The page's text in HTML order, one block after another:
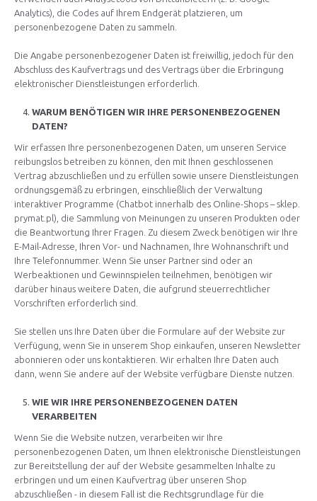
Analytics), die Codes auf Ihrem Endgerät platzieren, um
personenbezogene Daten zu sammeln.
Die Angabe personenbezogener Daten ist freiwillig, jedoch für den
Abschluss des Kaufvertrags und des Vertrags über die Erbringung
elektronischer Dienstleistungen erforderlich.
WARUM BENÖTIGEN WIR IHRE PERSONENBEZOGENEN
DATEN?
Wir erfassen Ihre personenbezogenen Daten, um unseren Service
reibungslos betreiben zu können, den mit Ihnen geschlossenen
Vertrag abzuschließen und zu erfüllen sowie unsere Dienstleistungen
ordnungsgemäß zu erbringen, einschließlich der Verwaltung
interaktiver Programme (Chatbot innerhalb des Online-Shops –sklep.
prymat.pl ), die Sammlung von Meinungen zu unseren Produkten oder
die Beantwortung Ihrer Fragen. Zu diesem Zweck benötigen wir Ihre
E-Mail-Adresse, Ihren Vor- und Nachnamen, Ihre Wohnanschrift und
Ihre Telefonnummer. Wenn Sie unser Partner sind oder an
Werbeaktionen und Gewinnspielen teilnehmen, benötigen wir
darüber hinaus weitere Daten, die aufgrund steuerrechtlicher
Vorschriften erforderlich sind.
Sie stellen uns Ihre Daten über die Formulare auf der Website zur
Verfügung, wenn Sie in unserem Shop einkaufen, unseren Newsletter
abonnieren oder uns kontaktieren. Wir erhalten Ihre Daten auch
dann, wenn Sie andere auf der Website verfügbare Dienste nutzen.
WIE WIR IHRE PERSONENBEZOGENEN DATEN
VERARBEITEN
Wenn Sie die Website nutzen, verarbeiten wir Ihre
personenbezogenen Daten, um Ihnen elektronische Dienstleistungen
zur Bereitstellung der auf der Website gesammelten Inhalte zu
erbringen und um einen Kaufvertrag über unseren Shop
abzuschließen - in diesem Fall ist die Rechtsgrundlage für die